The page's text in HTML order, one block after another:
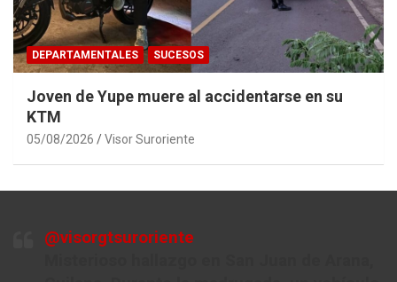
DEPARTAMENTALES SUCESOS
Joven de Yupe muere al accidentarse en su
KTM
05/08/2026 Visor Suroriente
@visorgtsuroriente